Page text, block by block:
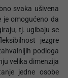
svaka ušivena
omogućeno da
tj. ugibaju se
jezgre
podloga
velika dimenzija
jedne osobe